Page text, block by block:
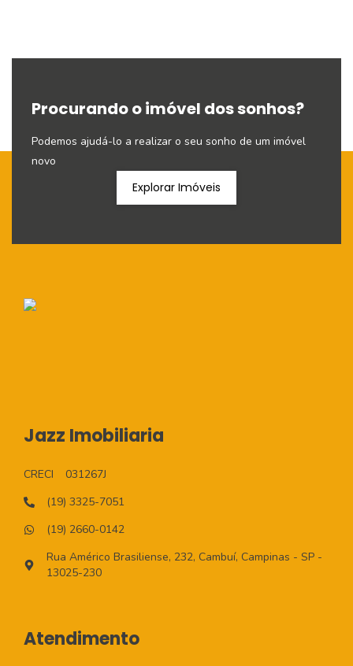
Procurando o imóvel dos sonhos?
Podemos ajudá-lo a realizar o seu sonho de um imóvel
novo
Explorar Imóveis
Jazz Imobiliaria
CRECI
031267J
(19) 3325-7051
(19) 2660-0142
Rua Américo Brasiliense, 232, Cambuí, Campinas - SP -
13025-230
Atendimento